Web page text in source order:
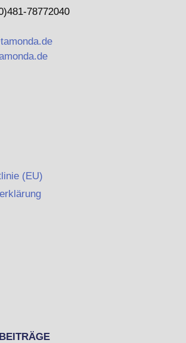
78772040
(EU)